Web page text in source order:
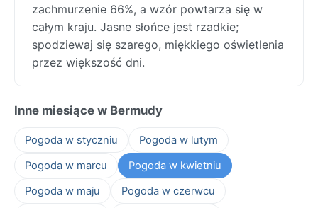
zachmurzenie 66%, a wzór powtarza się w
całym kraju. Jasne słońce jest rzadkie;
spodziewaj się szarego, miękkiego oświetlenia
przez większość dni.
Inne miesiące w Bermudy
Pogoda w styczniu
Pogoda w lutym
Pogoda w marcu
Pogoda w kwietniu
Pogoda w maju
Pogoda w czerwcu